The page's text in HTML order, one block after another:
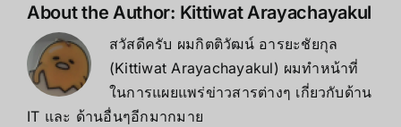
About the Author: Kittiwat Arayachayakul
สวัสดีครับ ผมกิตติวัฒน์ อารยะชัยกุล
(Kittiwat Arayachayakul) ผมทำหน้าที่
ในการแผยแพร่ข่าวสารต่างๆ เกี่ยวกับด้าน
IT และ ด้านอื่นๆอีกมากมาย